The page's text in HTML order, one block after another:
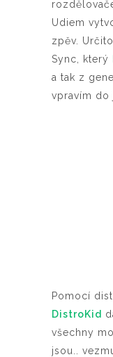
Udiem
zpěv.
Sync, který
a tak z
vpravím do
Pomocí
DistroKid
všechny
jsou..